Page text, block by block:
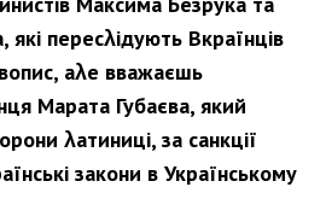
пересλідують Вкраїнців
аλе вважаєшь
Марата Губаєва, який
λатиниці, за санкції
закони в Українському